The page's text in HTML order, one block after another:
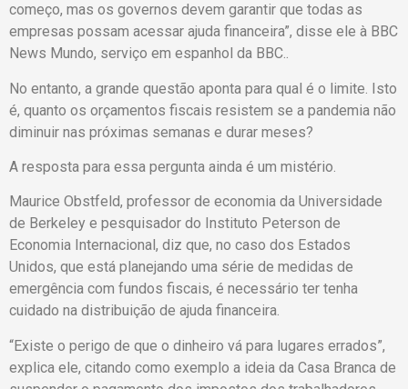
começo, mas os governos devem garantir que todas as
empresas possam acessar ajuda financeira”, disse ele à BBC
News Mundo, serviço em espanhol da BBC..
No entanto, a grande questão aponta para qual é o limite. Isto
é, quanto os orçamentos fiscais resistem se a pandemia não
diminuir nas próximas semanas e durar meses?
A resposta para essa pergunta ainda é um mistério.
Maurice Obstfeld, professor de economia da Universidade
de Berkeley e pesquisador do Instituto Peterson de
Economia Internacional, diz que, no caso dos Estados
Unidos, que está planejando uma série de medidas de
emergência com fundos fiscais, é necessário ter tenha
cuidado na distribuição de ajuda financeira.
“Existe o perigo de que o dinheiro vá para lugares errados”,
explica ele, citando como exemplo a ideia da Casa Branca de